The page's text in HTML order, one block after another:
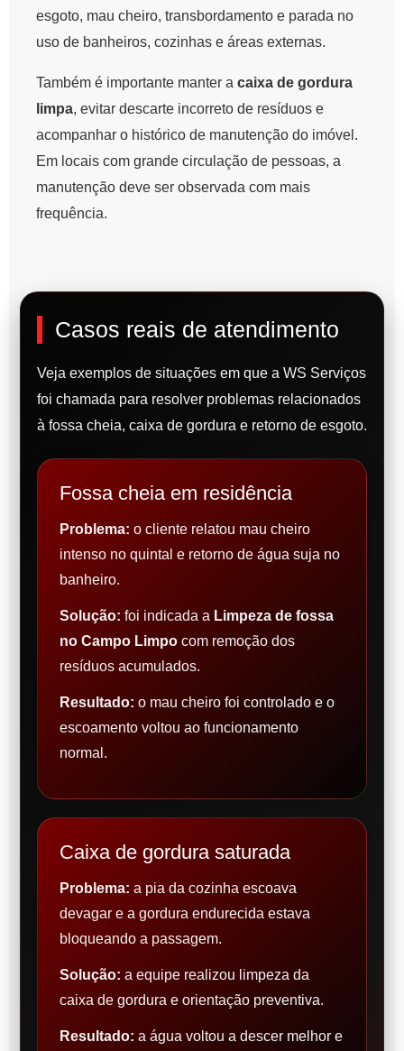
esgoto, mau cheiro, transbordamento e parada no
uso de banheiros, cozinhas e áreas externas.
Também é importante manter a caixa de gordura
limpa, evitar descarte incorreto de resíduos e
acompanhar o histórico de manutenção do imóvel.
Em locais com grande circulação de pessoas, a
manutenção deve ser observada com mais
frequência.
Casos reais de atendimento
Veja exemplos de situações em que a WS Serviços
foi chamada para resolver problemas relacionados
à fossa cheia, caixa de gordura e retorno de esgoto.
Fossa cheia em residência
Problema: o cliente relatou mau cheiro
intenso no quintal e retorno de água suja no
banheiro.
Solução: foi indicada a Limpeza de fossa
no Campo Limpo com remoção dos
resíduos acumulados.
Resultado: o mau cheiro foi controlado e o
escoamento voltou ao funcionamento
normal.
Caixa de gordura saturada
Problema: a pia da cozinha escoava
devagar e a gordura endurecida estava
bloqueando a passagem.
Solução: a equipe realizou limpeza da
caixa de gordura e orientação preventiva.
Resultado: a água voltou a descer melhor e